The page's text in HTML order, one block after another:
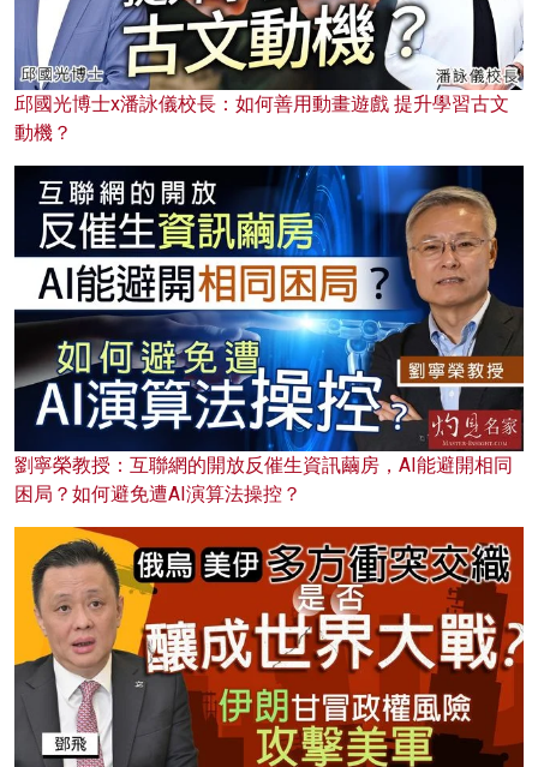
邱國光博士x潘詠儀校長：如何善用動畫遊戲 提升學習古文
動機？
劉寧榮教授：互聯網的開放反催生資訊繭房，AI能避開相同
困局？如何避免遭AI演算法操控？